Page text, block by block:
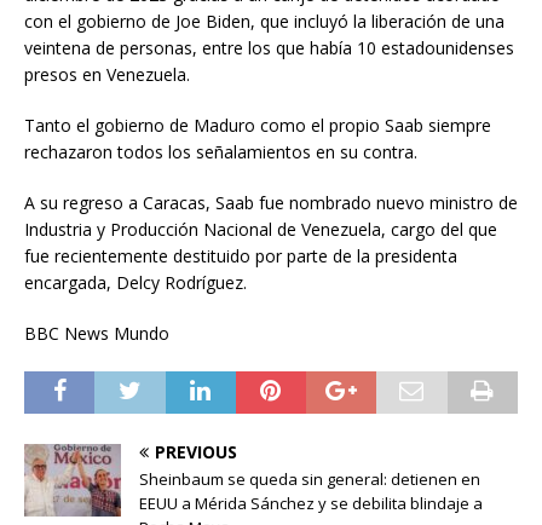
con el gobierno de Joe Biden, que incluyó la liberación de una
veintena de personas, entre los que había 10 estadounidenses
presos en Venezuela.
Tanto el gobierno de Maduro como el propio Saab siempre
rechazaron todos los señalamientos en su contra.
A su regreso a Caracas, Saab fue nombrado nuevo ministro de
Industria y Producción Nacional de Venezuela, cargo del que
fue recientemente destituido por parte de la presidenta
encargada, Delcy Rodríguez.
BBC News Mundo
PREVIOUS
Sheinbaum se queda sin general: detienen en
EEUU a Mérida Sánchez y se debilita blindaje a